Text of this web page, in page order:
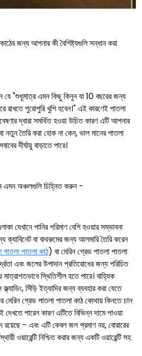
জন্য আপনার কী বৈশিষ্ট্যগুলি সন্ধান করা
যে "শুধুমাত্র এমন কিছু কিনুন যা 10 বছরের জন্য
রাখতে পুরোপুরি খুশি হবেন।" এই কারণেই পাতলা
দ্বারা সমর্থিত হওয়া উচিত কারণ এটি আপনার
তৈরি করা হোক না কেন, ভাল মানের পাতলা
দীর্ঘায়ু বাড়াতে পারে।
এমন অঞ্চলগুলি চিহ্নিত করুন -
যেখানে পানির পরিমাণ বেশি হওয়ার সম্ভাবনা
ক্যাবিনেট বা বাথরুমের জন্য আলমারি তৈরি করেন
পাতলা কাঠ) বা মেরিন গ্রেড পাতলা পাতলা
এবং জলের উপাদান প্রতিরোধের জন্য পরিচিত
স্থিতিশীল হতে পারে। বাহ্যিক
সিঁড়ি ইত্যাদির জন্য ব্যবহার করা যেতে
মেরিন গ্রেড পাতলা পাতলা কাঠ কোথায় কিনতে চান
পারেন কারণ এটিতে বিভিন্ন দামে পাওয়া
- এবং এটি কেবল জল প্রমাণ নয়, বোরারের
ওয়ারেন্টি নিশ্চিত করার জন্য একটি ওয়ারেন্টি সহ